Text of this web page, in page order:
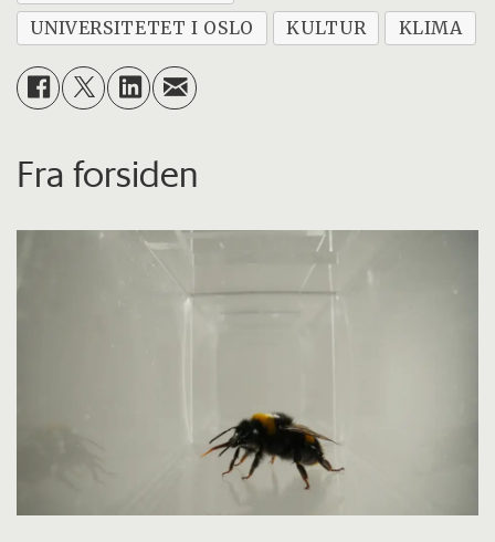
UNIVERSITETET I OSLO
KULTUR KLIMA
Fra forsiden